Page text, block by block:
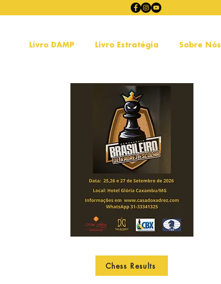
Livro DAMP Livro Estratégia Sobre Nós
Chess Results